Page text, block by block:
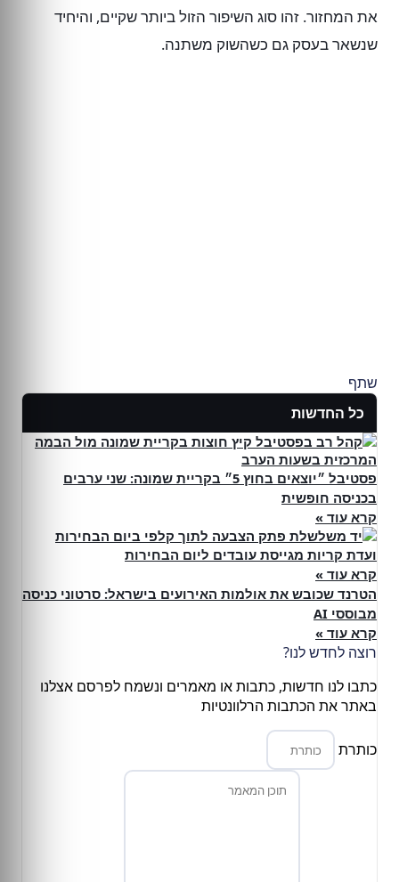
את המחזור. זהו סוג השיפור הזול ביותר שקיים, והיחיד
שנשאר בעסק גם כשהשוק משתנה.
שתף
כל החדשות
פסטיבל ״יוצאים בחוץ 5״ בקריית שמונה: שני ערבים
בכניסה חופשית
קרא עוד »
ועדת קריות מגייסת עובדים ליום הבחירות
קרא עוד »
הטרנד שכובש את אולמות האירועים בישראל: סרטוני כניסה
מבוססי AI
קרא עוד »
רוצה לחדש לנו?
כתבו לנו חדשות, כתבות או מאמרים ונשמח לפרסם אצלנו
באתר את הכתבות הרלוונטיות
כותרת